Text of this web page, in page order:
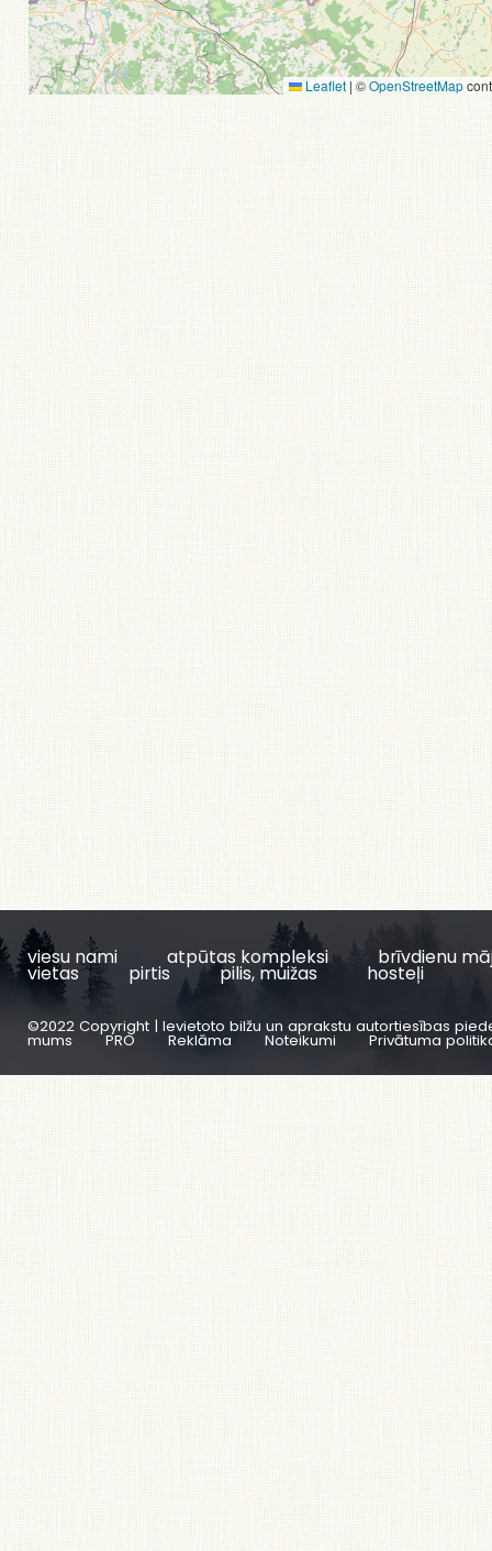
Leaflet | ©OpenStreetMap
viesu nami atpūtas kompleksi brīvdienu
vietas pirtis pilis, muižas hosteļi
©2022 Copyright | Ievietoto bilžu un aprakstu autortiesības
mums PRO Reklāma Noteikumi Privātuma